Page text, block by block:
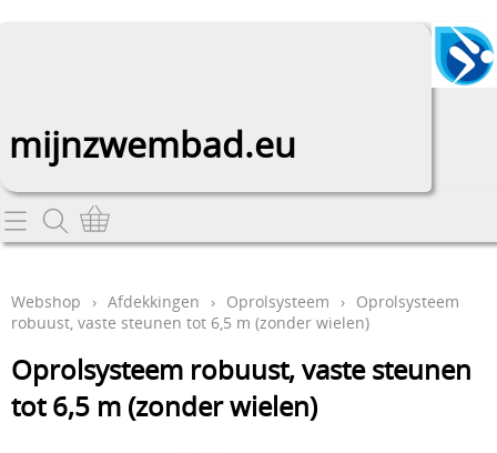
mijnzwembad.eu
Home
Afdekkingen
Douches
Filters en pompen
Info
Contact
Webshop › Afdekkingen › Oprolsysteem › Oprolsysteem
robuust, vaste steunen tot 6,5 m (zonder wielen)
Oprolsysteem robuust, vaste steunen
tot 6,5 m (zonder wielen)